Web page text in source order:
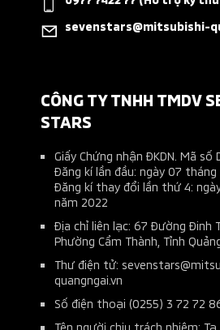
sevenstars@mitsubishi-
CÔNG TY TNHH TMDV
STARS
Giấy Chứng nhận ĐKDN. Mã số
Đăng kí lần đầu: ngày 07 tháng
Đăng kí thay đổi lần thứ 4:
năm 2022
Địa chỉ liên lạc: 67 Đường Đinh
Phường Cẩm Thành, Tỉnh
Thư điện tử:
quangngai.vn
Số điện thoại (0255) 3 72 72
Tên người chịu trách nhiệm: